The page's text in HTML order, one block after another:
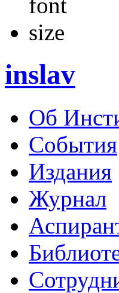
inslav
Об
События
Издания
Журнал